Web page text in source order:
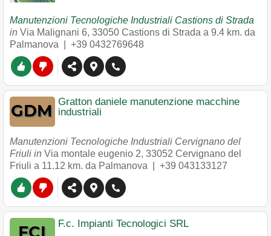
Manutenzioni Tecnologiche Industriali Castions di Strada
in Via Malignani 6, 33050 Castions di Strada a 9.4 km. da
Palmanova | +39 0432769648
Gratton daniele manutenzione macchine
industriali
Manutenzioni Tecnologiche Industriali Cervignano del
Friuli in Via montale eugenio 2, 33052 Cervignano del
Friuli a 11.12 km. da Palmanova | +39 043133127
F.c. Impianti Tecnologici SRL